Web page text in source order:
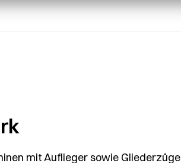
mit Auflieger sowie Gliederzüge